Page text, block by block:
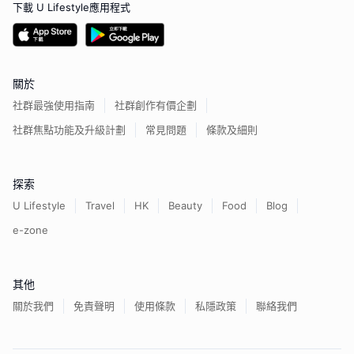
下載 U Lifestyle應用程式
關於
社群最強使用指南
社群創作有價企劃
社群焦點功能及升級計劃
常見問題 條款及細則
探索
U Lifestyle Travel HK Beauty Food
Blog
e-zone
其他
關於我們 免責聲明 使用條款 私隱政策 聯絡我們